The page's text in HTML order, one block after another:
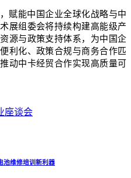
赋能中国企业全球化战略与中
展组委会将持续构建高能级产
源与政策支持体系，为中国企
利化、政策合规与商务合作匹
动中卡经贸合作实现高质量可
座谈会
池维修培训新利器